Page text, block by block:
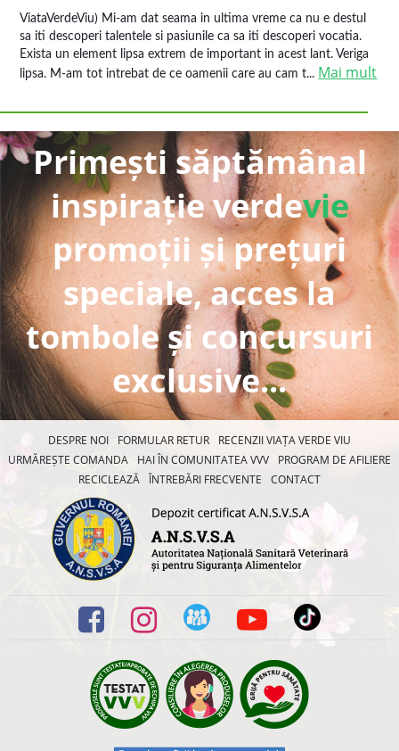
ViataVerdeViu) Mi-am dat seama in ultima vreme ca nu e destul
sa iti descoperi talentele si pasiunile ca sa iti descoperi vocatia.
Exista un element lipsa extrem de important in acest lant. Veriga
lipsa. M-am tot intrebat de ce oamenii care au cam t... Mai mult
Primești săptămânal
inspirație verdevie
promoții și prețuri
speciale, acces la
tombole și concursuri
exclusive...
DESPRE NOI FORMULAR RETUR
RECENZII VIAȚA VERDE VIU
URMĂREȘTE COMANDA
HAI ÎN COMUNITATEA VVV
PROGRAM DE AFILIERE
RECICLEAZĂ ÎNTREBĂRI FRECVENTE CONTACT